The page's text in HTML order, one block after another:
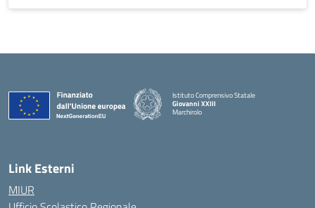
Istituto Comprensivo Statale
Giovanni XXIII
Marchirolo
Link Esterni
MIUR